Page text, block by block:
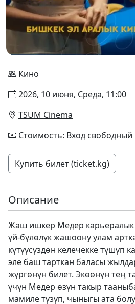
Кино
2026, 10 июня, Среда, 11:00
TSUM Cinema
Стоимость: Вход свободный
Купить билет (ticket.kg)
Описание
Жаш ишкер Медер карьералык
үй-бүлөлүк жашоону улам
күтүүсүздөн келечекке түшүп
эле баш тарткан баласы
жүргөнүн билет. Экөөнүн тең
үчүн Медер өзүн такыр
мамиле түзүп, чыныгы ата